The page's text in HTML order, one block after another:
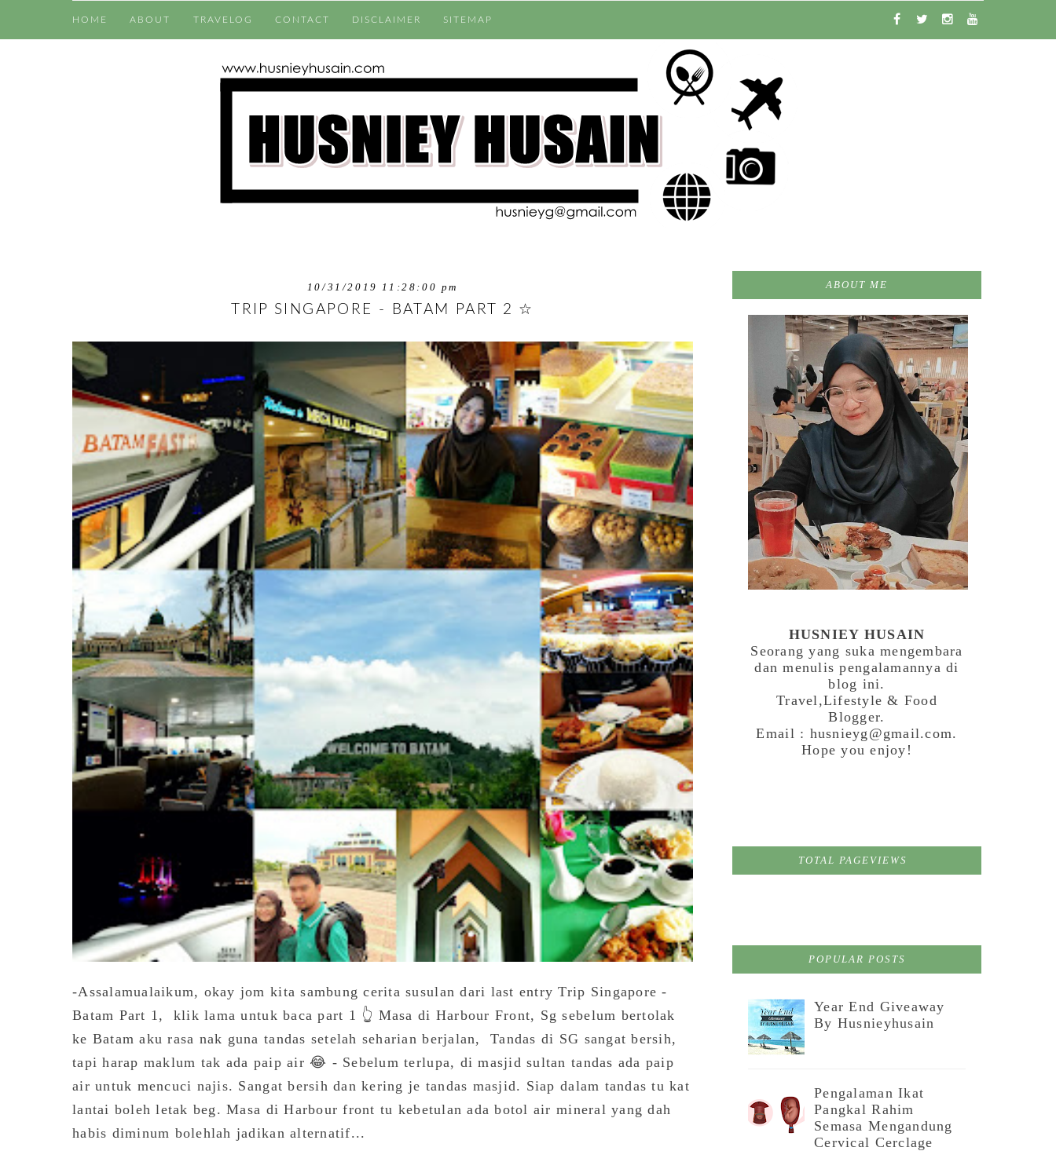
HOME ABOUT TRAVELOG CONTACT DISCLAIMER SITEMAP
10/31/2019 11:28:00 pm
TRIP SINGAPORE - BATAM PART 2 ☆
-Assalamualaikum, okay jom kita sambung cerita susulan dari last entry Trip Singapore -
Batam Part 1, klik lama untuk baca part 1 👆 Masa di Harbour Front, Sg sebelum bertolak
ke Batam aku rasa nak guna tandas setelah seharian berjalan, Tandas di SG sangat bersih,
tapi harap maklum tak ada paip air 😂 - Sebelum terlupa, di masjid sultan tandas ada paip
air untuk mencuci najis. Sangat bersih dan kering je tandas masjid. Siap dalam tandas tu kat
lantai boleh letak beg. Masa di Harbour front tu kebetulan ada botol air mineral yang dah
habis diminum bolehlah jadikan alternatif...
ABOUT ME
HUSNIEY HUSAIN
Seorang yang suka mengembara
dan menulis pengalamannya di
blog ini.
Travel,Lifestyle & Food
Blogger.
Email : husnieyg@gmail.com.
Hope you enjoy!
TOTAL PAGEVIEWS
POPULAR POSTS
Year End Giveaway
By Husnieyhusain
Pengalaman Ikat
Pangkal Rahim
Semasa Mengandung
Cervical Cerclage